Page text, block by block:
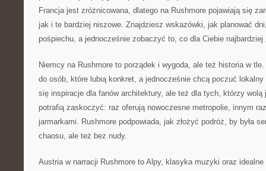
Francja jest zróżnicowana, dlatego na Rushmore pojawiają się
jak i te bardziej niszowe. Znajdziesz wskazówki, jak planować
pośpiechu, a jednocześnie zobaczyć to, co dla Ciebie najbardziej
Niemcy na Rushmore to porządek i wygoda, ale też historia w
do osób, które lubią konkret, a jednocześnie chcą poczuć
się inspiracje dla fanów architektury, ale też dla tych, którzy wolą
potrafią zaskoczyć: raz oferują nowoczesne metropolie, innym
jarmarkami. Rushmore podpowiada, jak złożyć podróż, by była
chaosu, ale też bez nudy.
Austria w narracji Rushmore to Alpy, klasyka muzyki oraz